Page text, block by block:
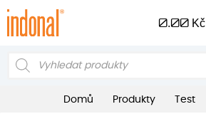
0.00 Kč
Products
Domů Produkty Test